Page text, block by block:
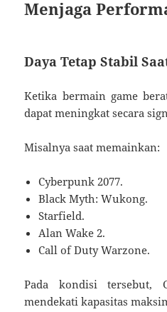
Menjaga
Daya Tetap Stabil
Ketika bermain game
dapat meningkat secara
Misalnya saat memainkan:
Cyberpunk 2077.
Black Myth: Wukong.
Starfield.
Alan Wake 2.
Call of Duty Warzone.
Pada kondisi tersebut,
mendekati kapasitas